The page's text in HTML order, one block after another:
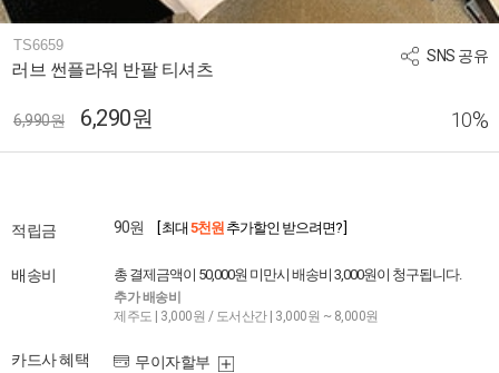
SNS 공유
TS6659
러브 썬플라워 반팔 티셔츠
6,990원 6,290원 10%
적립금 90원 [ 최대 5천원 추가할인 받으려면? ]
배송비 총 결제금액이 50,000원 미만시 배송비 3,000원이 청구됩니다.
추가 배송비
제주도 | 3,000원 / 도서산간 | 3,000원 ~ 8,000원
카드사 혜택 무이자할부